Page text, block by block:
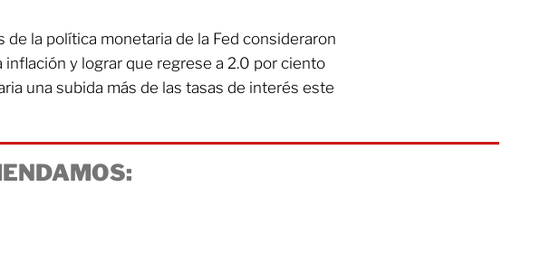
de la política monetaria de la Fed consideraron
inflación y lograr que regrese a 2.0 por ciento
una subida más de las tasas de interés este